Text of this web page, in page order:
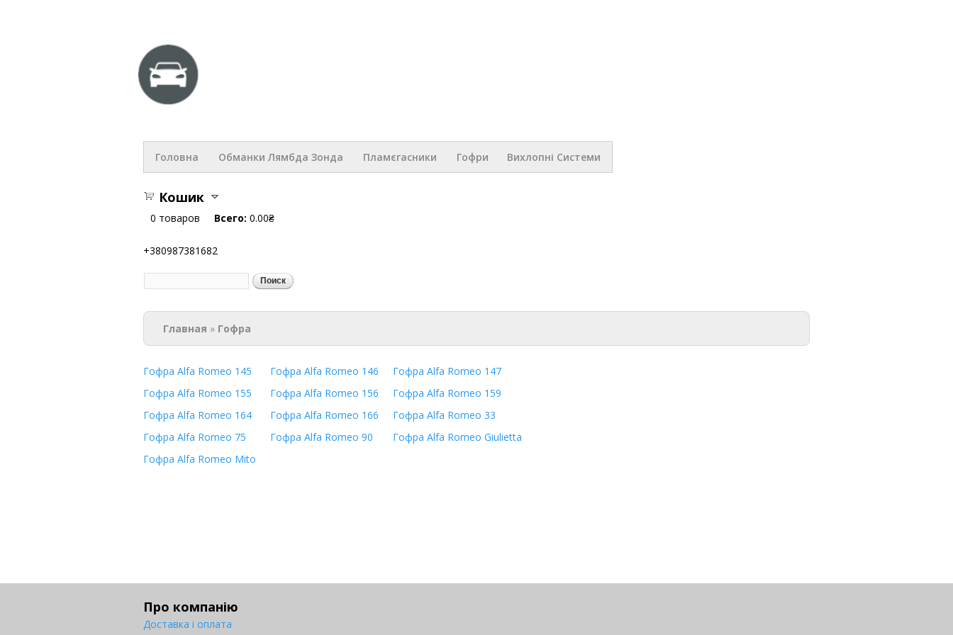
Головна Обманки Лямбда Зонда Пламєгасники Гофри Вихлопні Системи
Кошик
0 товаров Всего: 0.00₴
+380987381682
Форма поиска
Вы здесь
Главная » Гофра
Гофра Alfa Romeo 145 Гофра Alfa Romeo 146
Гофра Alfa Romeo 147
Гофра Alfa Romeo 155
Гофра Alfa Romeo 156
Гофра Alfa Romeo 159
Гофра Alfa Romeo 164
Гофра Alfa Romeo 166
Гофра Alfa Romeo 33
Гофра Alfa Romeo 75
Гофра Alfa Romeo 90
Гофра Alfa Romeo Giulietta
Гофра Alfa Romeo Mito
Про компанію
Доставка і оплата